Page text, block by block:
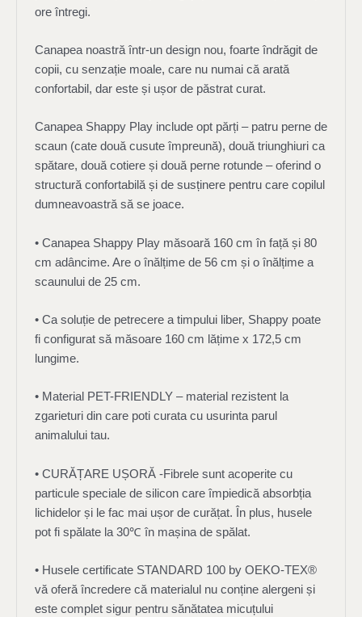
ore întregi.
Canapea noastră într-un design nou, foarte îndrăgit de
copii, cu senzație moale, care nu numai că arată
confortabil, dar este și ușor de păstrat curat.
Canapea Shappy Play include opt părți – patru perne de
scaun (cate două cusute împreună), două triunghiuri ca
spătare, două cotiere și două perne rotunde – oferind o
structură confortabilă și de susținere pentru care copilul
dumneavoastră să se joace.
• Canapea Shappy Play măsoară 160 cm în față și 80
cm adâncime. Are o înălțime de 56 cm și o înălțime a
scaunului de 25 cm.
• Ca soluție de petrecere a timpului liber, Shappy poate
fi configurat să măsoare 160 cm lățime x 172,5 cm
lungime.
• Material PET-FRIENDLY – material rezistent la
zgarieturi din care poti curata cu usurinta parul
animalului tau.
• CURĂȚARE UȘORĂ -Fibrele sunt acoperite cu
particule speciale de silicon care împiedică absorbția
lichidelor și le fac mai ușor de curățat. În plus, husele
pot fi spălate la 30℃ în mașina de spălat.
• Husele certificate STANDARD 100 by OEKO-TEX®
vă oferă încredere că materialul nu conține alergeni și
este complet sigur pentru sănătatea micuțului